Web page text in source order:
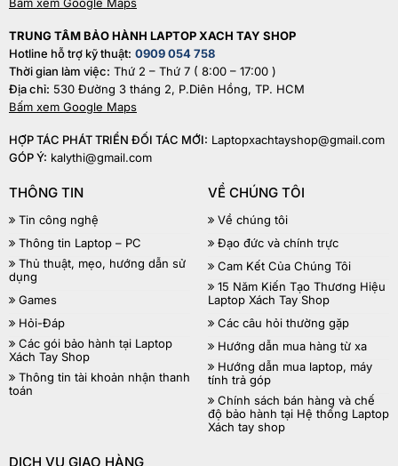
TRUNG TÂM BẢO HÀNH LAPTOP XACH TAY SHOP
Hotline hỗ trợ kỹ thuật: 0909 054 758
Thời gian làm việc: Thứ 2 – Thứ 7 ( 8:00 – 17:00 )
Địa chỉ: 530 Đường 3 tháng 2, P.Diên Hồng, TP. HCM
Bấm xem Google Maps
HỢP TÁC PHÁT TRIỂN ĐỐI TÁC MỚI: Laptopxachtayshop@gmail.com
GÓP Ý: kalythi@gmail.com
THÔNG TIN
Tin công nghệ
Thông tin Laptop – PC
Thủ thuật, mẹo, hướng dẫn sử
dụng
Games
Hỏi-Đáp
Các gói bảo hành tại Laptop
Xách Tay Shop
Thông tin tài khoản nhận thanh
toán
VỀ CHÚNG TÔI
Về chúng tôi
Đạo đức và chính trực
Cam Kết Của Chúng Tôi
15 Năm Kiến Tạo Thương Hiệu
Laptop Xách Tay Shop
Các câu hỏi thường gặp
Hướng dẫn mua hàng từ xa
Hướng dẫn mua laptop, máy
tính trả góp
Chính sách bán hàng và chế
độ bảo hành tại Hệ thống Laptop
Xách tay shop
DỊCH VỤ GIAO HÀNG